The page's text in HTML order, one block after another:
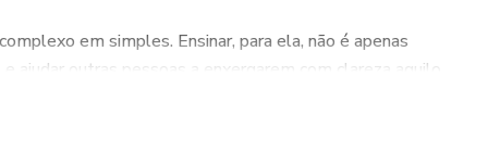
IA 5.0
em simples. Ensinar, para ela, não é apenas
ajudar outras pessoas a enxergarem com clareza aquilo